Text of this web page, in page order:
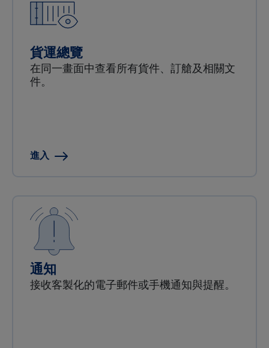
貨運總覽
在同一畫面中查看所有貨件、訂艙及相關文
件。
進入
通知
接收客製化的電子郵件或手機通知與提醒。